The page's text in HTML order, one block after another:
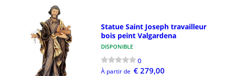
Statue Saint Joseph travailleur
bois peint Valgardena
DISPONIBLE
0
À partir de € 279,00